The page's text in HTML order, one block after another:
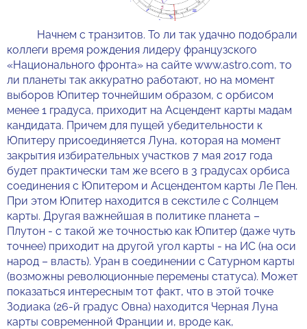
Начнем с транзитов. То ли так удачно подобрали
коллеги время рождения лидеру французского
«Национального фронта» на сайте www.astro.com, то
ли планеты так аккуратно работают, но на момент
выборов Юпитер точнейшим образом, с орбисом
менее 1 градуса, приходит на Асцендент карты мадам
кандидата. Причем для пущей убедительности к
Юпитеру присоединяется Луна, которая на момент
закрытия избирательных участков 7 мая 2017 года
будет практически там же всего в 3 градусах орбиса
соединения с Юпитером и Асцендентом карты Ле Пен.
При этом Юпитер находится в секстиле с Солнцем
карты. Другая важнейшая в политике планета –
Плутон - с такой же точностью как Юпитер (даже чуть
точнее) приходит на другой угол карты - на ИС (на оси
народ – власть). Уран в соединении с Сатурном карты
(возможны революционные перемены статуса). Может
показаться интересным тот факт, что в этой точке
Зодиака (26-й градус Овна) находится Черная Луна
карты современной Франции и, вроде как,